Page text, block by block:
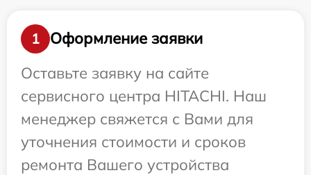
1
Оформление заявки
Оставьте заявку на сайте
сервисного центра HITACHI. Наш
менеджер свяжется с Вами для
уточнения стоимости и сроков
ремонта Вашего устройства